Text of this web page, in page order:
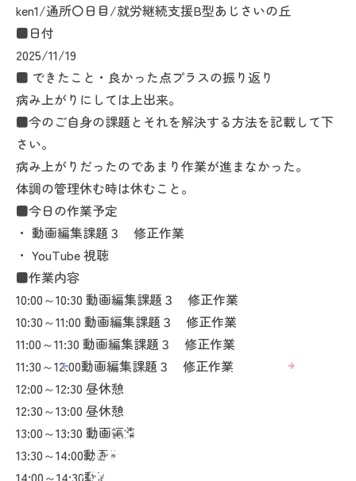
ken1/通所〇日目/就労継続支援B型あじさいの丘
■日付
2025/11/19
■ できたこと・良かった点プラスの振り返り
病み上がりにしては上出来。
■今のご自身の課題とそれを解決する方法を記載して下
さい。
病み上がりだったのであまり作業が進まなかった。
体調の管理休む時は休むこと。
■今日の作業予定
・ 動画編集課題３ 修正作業
・ YouTube 視聴
■作業内容
10:00～10:30 動画編集課題３ 修正作業
10:30～11:00 動画編集課題３ 修正作業
11:00～11:30 動画編集課題３ 修正作業
11:30～12:00動画編集課題３ 修正作業
12:00～12:30 昼休憩
12:30～13:00 昼休憩
13:00～13:30 動画編集課題３ 修正作業
13:30～14:00動画編集課題３ 修正作業